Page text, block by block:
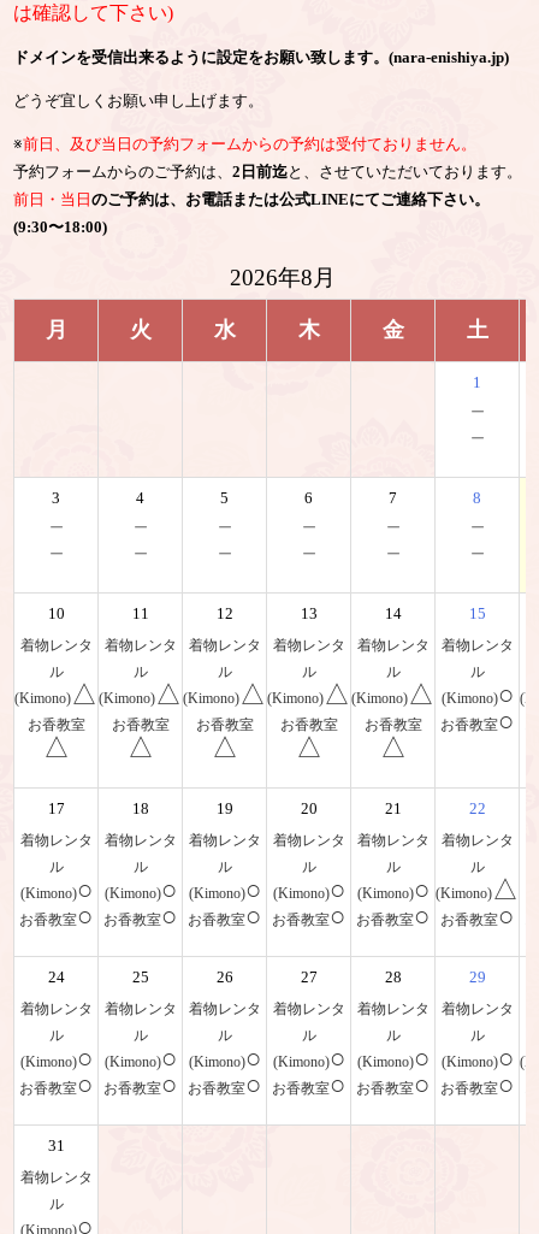
は確認して下さい)
ドメインを受信出来るように設定をお願い致します。(nara-enishiya.jp)
どうぞ宜しくお願い申し上げます。
※前日、及び当日の予約フォームからの予約は受付ておりません。
予約フォームからのご予約は、2日前迄と、させていただいております。
前日・当日のご予約は、お電話または公式LINEにてご連絡下さい。
(9:30〜18:00)
2026年8月
月 火 水 木 金 土
1
－
－
3
－
－
4
－
－
5
－
－
6
－
－
7
－
－
8
－
－
10
着物レンタ
ル
(Kimono) △
お香教室
△
11
着物レンタ
ル
(Kimono) △
お香教室
△
12
着物レンタ
ル
(Kimono) △
お香教室
△
13
着物レンタ
ル
(Kimono) △
お香教室
△
14
着物レンタ
ル
(Kimono) △
お香教室
△
15
着物レンタ
ル
(Kimono)○
お香教室○
17
着物レンタ
ル
(Kimono)○
お香教室○
18
着物レンタ
ル
(Kimono)○
お香教室○
19
着物レンタ
ル
(Kimono)○
お香教室○
20
着物レンタ
ル
(Kimono)○
お香教室○
21
着物レンタ
ル
(Kimono)○
お香教室○
22
着物レンタ
ル
(Kimono) △
お香教室○
24
着物レンタ
ル
(Kimono)○
お香教室○
25
着物レンタ
ル
(Kimono)○
お香教室○
26
着物レンタ
ル
(Kimono)○
お香教室○
27
着物レンタ
ル
(Kimono)○
お香教室○
28
着物レンタ
ル
(Kimono)○
お香教室○
29
着物レンタ
ル
(Kimono)○
お香教室○
31
着物レンタ
ル
(Kimono)○